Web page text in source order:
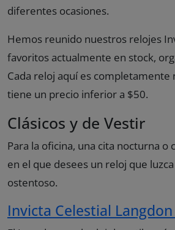
diferentes ocasiones.
Hemos reunido nuestros relojes
favoritos actualmente en stock,
Cada reloj aquí es completamente
tiene un precio inferior a $50.
Clásicos y de Vestir
Para la oficina, una cita nocturna
en el que desees un reloj que
ostentoso.
Invicta Celestial